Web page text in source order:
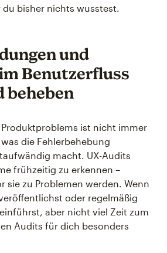
du bisher nichts wusstest.
und
Benutzerfluss
beheben
Produktproblems ist nicht immer
die Fehlerbehebung
macht. UX-Audits
frühzeitig zu erkennen –
sie zu Problemen werden. Wenn
oder regelmäßig
aber nicht viel Zeit zum
Audits für dich besonders